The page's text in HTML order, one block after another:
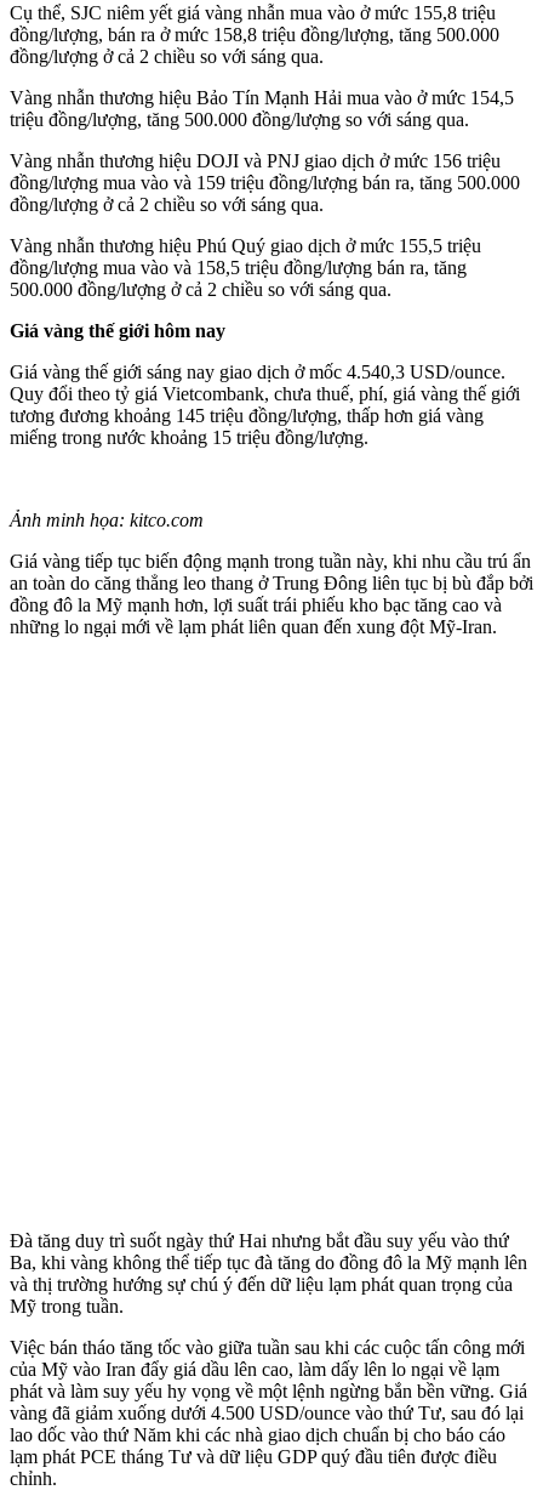
Cụ thể, SJC niêm yết giá vàng nhẫn mua vào ở mức 155,8 triệu
đồng/lượng, bán ra ở mức 158,8 triệu đồng/lượng, tăng 500.000
đồng/lượng ở cả 2 chiều so với sáng qua.
Vàng nhẫn thương hiệu Bảo Tín Mạnh Hải mua vào ở mức 154,5
triệu đồng/lượng, tăng 500.000 đồng/lượng so với sáng qua.
Vàng nhẫn thương hiệu DOJI và PNJ giao dịch ở mức 156 triệu
đồng/lượng mua vào và 159 triệu đồng/lượng bán ra, tăng 500.000
đồng/lượng ở cả 2 chiều so với sáng qua.
Vàng nhẫn thương hiệu Phú Quý giao dịch ở mức 155,5 triệu
đồng/lượng mua vào và 158,5 triệu đồng/lượng bán ra, tăng
500.000 đồng/lượng ở cả 2 chiều so với sáng qua.
Giá vàng thế giới hôm nay
Giá vàng thế giới sáng nay giao dịch ở mốc 4.540,3 USD/ounce.
Quy đổi theo tỷ giá Vietcombank, chưa thuế, phí, giá vàng thế giới
tương đương khoảng 145 triệu đồng/lượng, thấp hơn giá vàng
miếng trong nước khoảng 15 triệu đồng/lượng.
Ảnh minh họa: kitco.com
Giá vàng tiếp tục biến động mạnh trong tuần này, khi nhu cầu trú ẩn
an toàn do căng thẳng leo thang ở Trung Đông liên tục bị bù đắp bởi
đồng đô la Mỹ mạnh hơn, lợi suất trái phiếu kho bạc tăng cao và
những lo ngại mới về lạm phát liên quan đến xung đột Mỹ-Iran.
Đà tăng duy trì suốt ngày thứ Hai nhưng bắt đầu suy yếu vào thứ
Ba, khi vàng không thể tiếp tục đà tăng do đồng đô la Mỹ mạnh lên
và thị trường hướng sự chú ý đến dữ liệu lạm phát quan trọng của
Mỹ trong tuần.
Việc bán tháo tăng tốc vào giữa tuần sau khi các cuộc tấn công mới
của Mỹ vào Iran đẩy giá dầu lên cao, làm dấy lên lo ngại về lạm
phát và làm suy yếu hy vọng về một lệnh ngừng bắn bền vững. Giá
vàng đã giảm xuống dưới 4.500 USD/ounce vào thứ Tư, sau đó lại
lao dốc vào thứ Năm khi các nhà giao dịch chuẩn bị cho báo cáo
lạm phát PCE tháng Tư và dữ liệu GDP quý đầu tiên được điều
chỉnh.